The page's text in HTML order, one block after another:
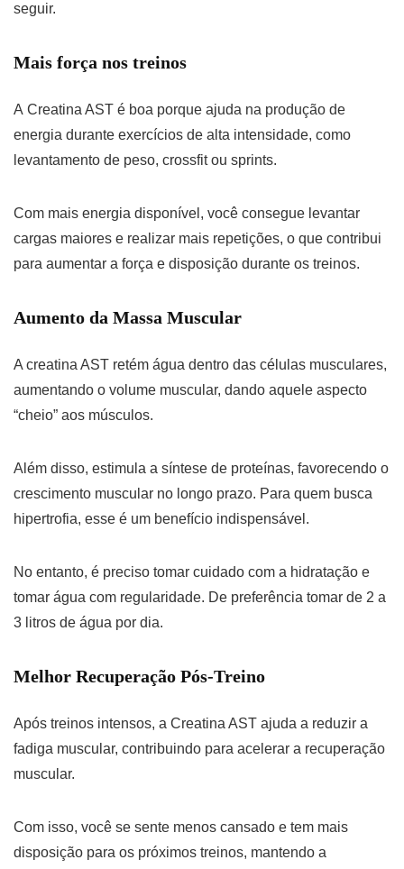
seguir.
Mais força nos treinos
A Creatina AST é boa porque ajuda na produção de
energia durante exercícios de alta intensidade, como
levantamento de peso, crossfit ou sprints.
Com mais energia disponível, você consegue levantar
cargas maiores e realizar mais repetições, o que contribui
para aumentar a força e disposição durante os treinos.
Aumento da Massa Muscular
A creatina AST retém água dentro das células musculares,
aumentando o volume muscular, dando aquele aspecto
“cheio” aos músculos.
Além disso, estimula a síntese de proteínas, favorecendo o
crescimento muscular no longo prazo. Para quem busca
hipertrofia, esse é um benefício indispensável.
No entanto, é preciso tomar cuidado com a hidratação e
tomar água com regularidade. De preferência tomar de 2 a
3 litros de água por dia.
Melhor Recuperação Pós-Treino
Após treinos intensos, a Creatina AST ajuda a reduzir a
fadiga muscular, contribuindo para acelerar a recuperação
muscular.
Com isso, você se sente menos cansado e tem mais
disposição para os próximos treinos, mantendo a